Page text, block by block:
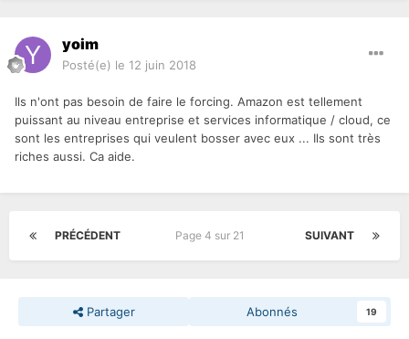
yoim
Posté(e) le 12 juin 2018
Ils n'ont pas besoin de faire le forcing. Amazon est tellement
puissant au niveau entreprise et services informatique / cloud, ce
sont les entreprises qui veulent bosser avec eux ... Ils sont très
riches aussi. Ca aide.
PRÉCÉDENT SUIVANT
Page 4 sur 21
Partager Abonnés 19